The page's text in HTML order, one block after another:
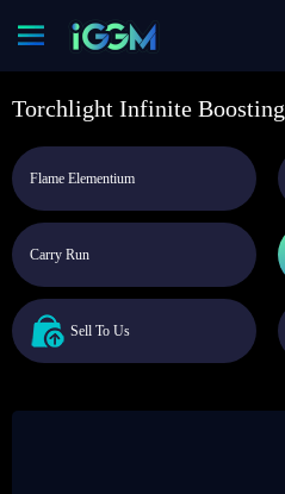
Torchlight Infinite Boosting
Flame Elementium
Carry Run
Sell To Us